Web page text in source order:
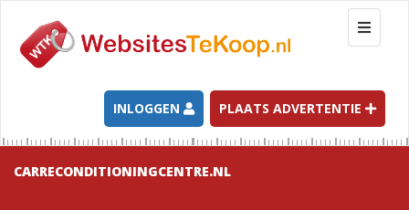
T
o
g
l
e
n
INLOGGEN PLAATS ADVERTENTIE
CARRECONDITIONINGCENTRE.NL